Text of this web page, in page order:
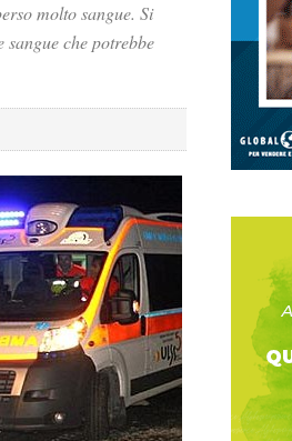
molto sangue. Si
che potrebbe